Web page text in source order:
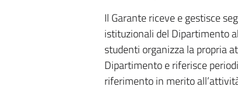
Il Garante riceve e gestisce
istituzionali del Dipartimento
studenti organizza la propria
Dipartimento e riferisce
riferimento in merito